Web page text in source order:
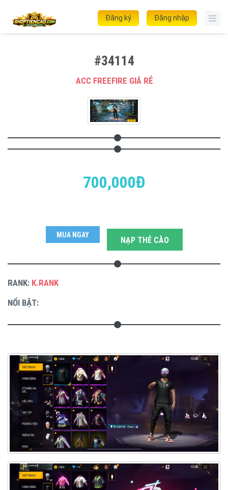
Đăng nhập
Đăng ký
#34114
ACC FREEFIRE GIÁ RẺ
700,000Đ
MUA NGAY
NẠP THẺ CÀO
RANK: K.RANK
NỔI BẬT: